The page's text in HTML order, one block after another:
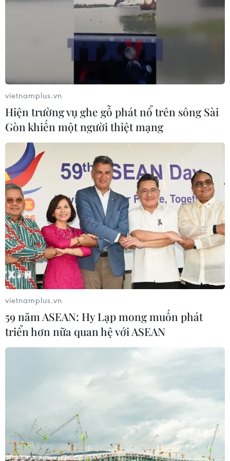
tuyển Việt Nam quật ngã Indonesia
CƠ QUAN CHỦ QUẢN: THÔNG TẤN XÃ VIỆT NAM
Tổng Biên tập: TRẦN TIẾN DUẨN
Phó Tổng Biên tập: NGUYỄN THỊ TÁM, KHÚC THANH
THỦY
Sở hữu trí tuệ
Quy định sử dụng
RSS
Hỗ trợ
Ngôn ngữ
TTXVN
Dịch vụ tin
Quảng cáo
Liên hệ
Quảng cáo: Phó TBT Nguyễn Thị Tám: 093.5958688, Email:
39411348
Email: vietnamplus2008@gmail.com
© Bản quyền thuộc về VietnamPlus, TTXVN. Cấm sao chép dưới
vietnamplus.vn
Hiện trường vụ ghe gỗ phát nổ trên sông Sài
Gòn khiến một người thiệt mạng
vietnamplus.vn
59 năm ASEAN: Hy Lạp mong muốn phát
triển hơn nữa quan hệ với ASEAN